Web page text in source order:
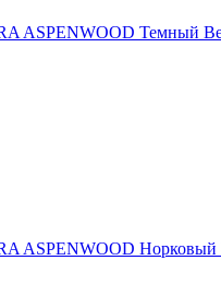
ASPENWOOD Темный
ASPENWOOD